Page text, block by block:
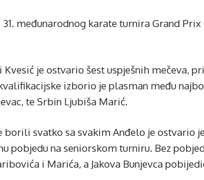
međunarodnog karate turnira Grand
je ostvario šest uspješnih mečeva,
izborio je plasman među
te Srbin Ljubiša Marić.
borili svatko sa svakim Anđelo je ostvario
pobjedu na seniorskom turniru. Bez
i Marića, a Jakova Bunjevca